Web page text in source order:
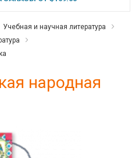
Учебная и научная литература
народная